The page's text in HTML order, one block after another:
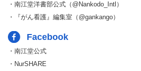
・南江堂洋書部公式（@Nankodo_Intl）
・『がん看護』編集室（@gankango）
Facebook
・南江堂公式
・NurSHARE